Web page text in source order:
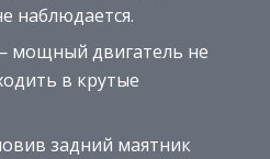
наблюдается.
мощный двигатель не
в крутые
задний маятник